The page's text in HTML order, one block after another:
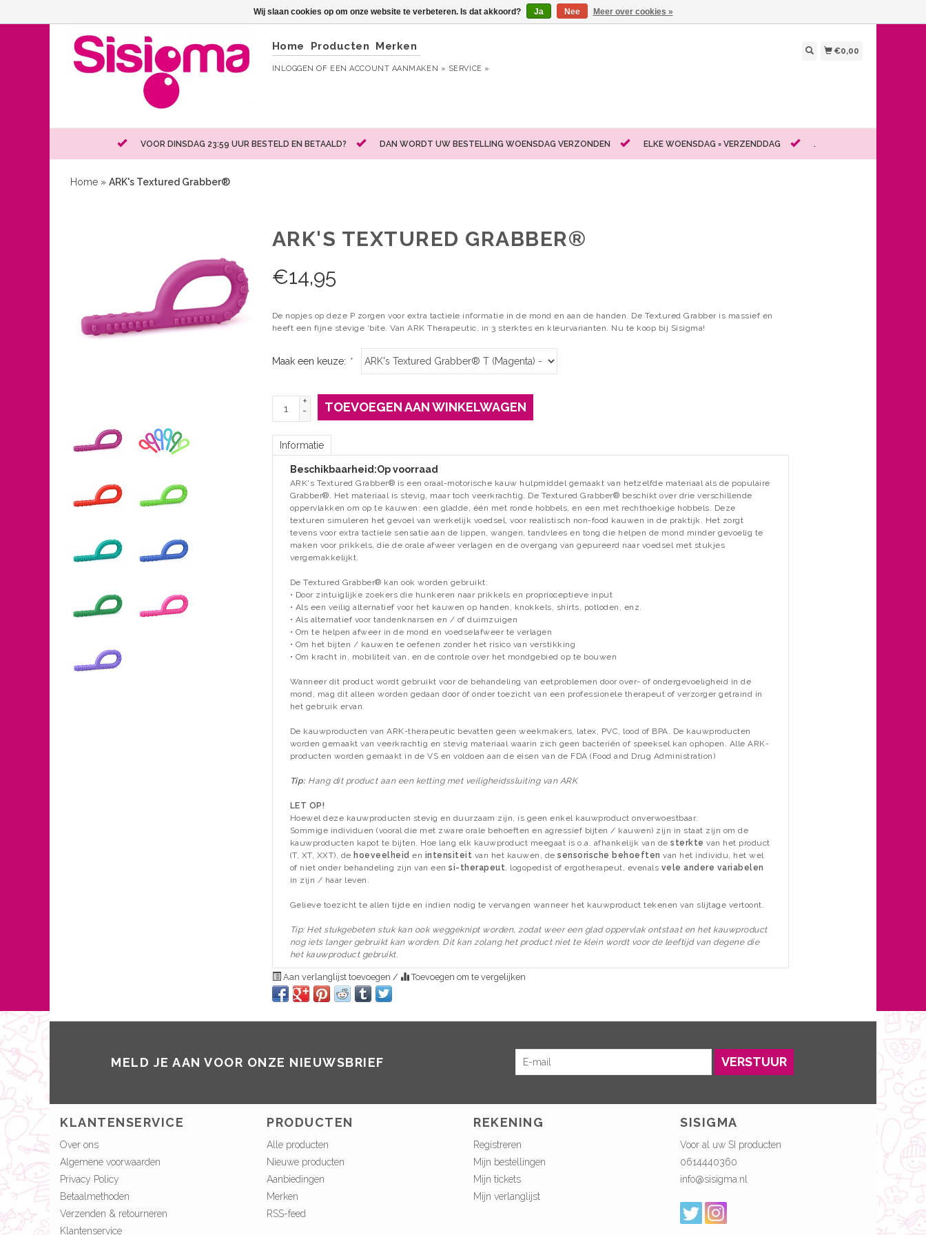
Home Producten Merken
INLOGGEN OF EEN ACCOUNT AANMAKEN » SERVICE »
€0,00
VOOR DINSDAG 23:59 UUR BESTELD EN BETAALD? DAN WORDT UW BESTELLING WOENSDAG VERZONDEN ELKE WOENSDAG = VERZENDDAG .
Home » ARK's Textured Grabber®
ARK'S TEXTURED GRABBER®
€14,95
De nopjes op deze P zorgen voor extra tactiele informatie in de mond en aan de handen. De Textured Grabber is massief en
heeft een fijne stevige ‘bite. Van ARK Therapeutic, in 3 sterktes en kleurvarianten. Nu te koop bij Sisigma!
Maak een keuze: *
+
-
TOEVOEGEN AAN WINKELWAGEN
Informatie
Beschikbaarheid:Op voorraad
ARK's Textured Grabber® is een oraal-motorische kauw hulpmiddel gemaakt van hetzelfde materiaal als de populaire
Grabber®. Het materiaal is stevig, maar toch veerkrachtig. De Textured Grabber® beschikt over drie verschillende
oppervlakken om op te kauwen: een gladde, één met ronde hobbels, en een met rechthoekige hobbels. Deze
texturen simuleren het gevoel van werkelijk voedsel, voor realistisch non-food kauwen in de praktijk. Het zorgt
tevens voor extra tactiele sensatie aan de lippen, wangen, tandvlees en tong die helpen de mond minder gevoelig te
maken voor prikkels, die de orale afweer verlagen en de overgang van gepureerd naar voedsel met stukjes
vergemakkelijkt.
De Textured Grabber® kan ook worden gebruikt:
• Door zintuiglijke zoekers die hunkeren naar prikkels en proprioceptieve input
• Als een veilig alternatief voor het kauwen op handen, knokkels, shirts, potloden, enz.
• Als alternatief voor tandenknarsen en / of duimzuigen
• Om te helpen afweer in de mond en voedselafweer te verlagen
• Om het bijten / kauwen te oefenen zonder het risico van verstikking
• Om kracht in, mobiliteit van, en de controle over het mondgebied op te bouwen
Wanneer dit product wordt gebruikt voor de behandeling van eetproblemen door over- of ondergevoeligheid in de
mond, mag dit alleen worden gedaan door óf onder toezicht van een professionele therapeut of verzorger getraind in
het gebruik ervan.
De kauwproducten van ARK-therapeutic bevatten geen weekmakers, latex, PVC, lood of BPA. De kauwproducten
worden gemaakt van veerkrachtig en stevig materiaal waarin zich geen bacteriën of speeksel kan ophopen. Alle ARK-
producten worden gemaakt in de VS en voldoen aan de eisen van de FDA (Food and Drug Administration)
Tip:Hang dit product aan een ketting met veiligheidssluiting van ARK
LET OP!
Hoewel deze kauwproducten stevig en duurzaam zijn, is geen enkel kauwproduct onverwoestbaar.
Sommige individuen (vooral die met zware orale behoeften en agressief bijten / kauwen) zijn in staat zijn om de
kauwproducten kapot te bijten. Hoe lang elk kauwproduct meegaat is o.a. afhankelijk van de sterkte van het product
(T, XT, XXT), de hoeveelheid en intensiteit van het kauwen, de sensorische behoeften van het individu, het wel
of niet onder behandeling zijn van een si-therapeut , logopedist of ergotherapeut, evenals vele andere variabelen
in zijn / haar leven.
Gelieve toezicht te allen tijde en indien nodig te vervangen wanneer het kauwproduct tekenen van slijtage vertoont.
Tip: Het stukgebeten stuk kan ook weggeknipt worden, zodat weer een glad oppervlak ontstaat en het kauwproduct
nog iets langer gebruikt kan worden. Dit kan zolang het product niet te klein wordt voor de leeftijd van degene die
het kauwproduct gebruikt.
Aan verlanglijst toevoegen / Toevoegen om te vergelijken
MELD JE AAN VOOR ONZE NIEUWSBRIEF VERSTUUR
KLANTENSERVICE
Over ons
Algemene voorwaarden
Privacy Policy
Betaalmethoden
Verzenden & retourneren
Klantenservice
PRODUCTEN
Alle producten
Nieuwe producten
Aanbiedingen
Merken
RSS-feed
REKENING
Registreren
Mijn bestellingen
Mijn tickets
Mijn verlanglijst
SISIGMA
Voor al uw SI producten
0614440360
info@sisigma.nl
Wij slaan cookies op om onze website te verbeteren. Is dat akkoord? Ja Nee Meer over cookies »